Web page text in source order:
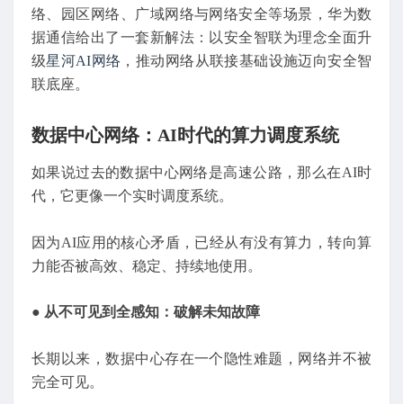
络、园区网络、广域网络与网络安全等场景，华为数
据通信给出了一套新解法：以安全智联为理念全面升
级星河AI网络 ，推动网络从联接基础设施迈向安全智
联底座。
数据中心网络：AI时代的算力调度系统
如果说过去的数据中心网络是高速公路，那么在AI时
代，它更像一个实时调度系统。
因为AI应用的核心矛盾，已经从有没有算力，转向算
力能否被高效、稳定、持续地使用。
● 从不可见到全感知：破解未知故障
长期以来，数据中心存在一个隐性难题，网络并不被
完全可见。